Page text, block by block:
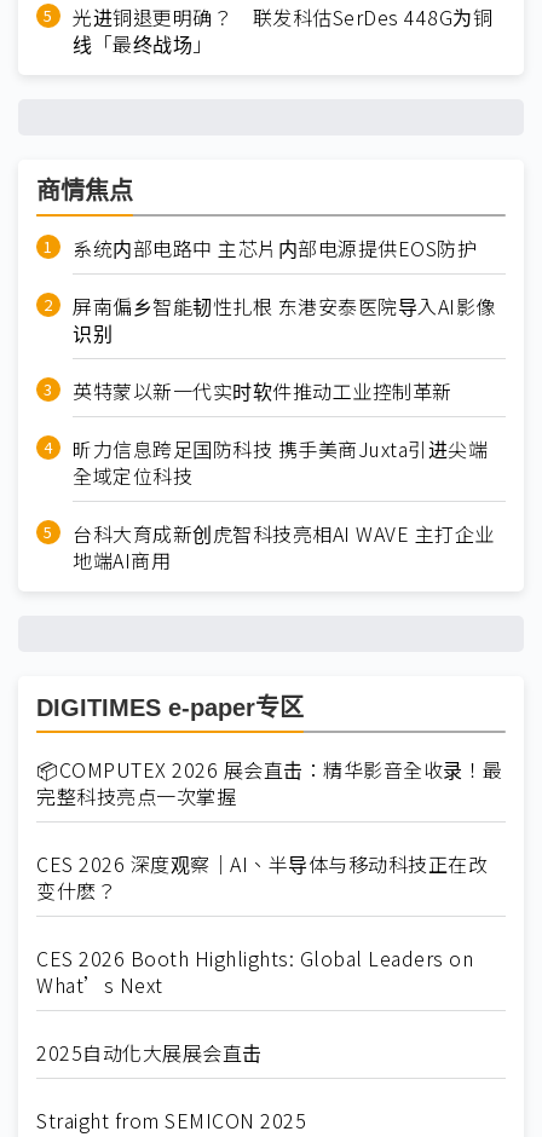
光进铜退更明确？ 联发科估SerDes 448G为铜
线「最终战场」
商情焦点
系统内部电路中 主芯片内部电源提供EOS防护
屏南偏乡智能韧性扎根 东港安泰医院导入AI影像
识别
英特蒙以新一代实时软件推动工业控制革新
昕力信息跨足国防科技 携手美商Juxta引进尖端
全域定位科技
台科大育成新创虎智科技亮相AI WAVE 主打企业
地端AI商用
DIGITIMES e-paper专区
📦COMPUTEX 2026 展会直击：精华影音全收录！最
完整科技亮点一次掌握
CES 2026 深度观察｜AI、半导体与移动科技正在改
变什麽？
CES 2026 Booth Highlights: Global Leaders on
What’s Next
2025自动化大展展会直击
Straight from SEMICON 2025